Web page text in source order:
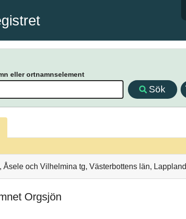
eller ortnamnselement
Sök
Åsele och Vilhelmina tg, Västerbottens län, Lappland
Orgsjön